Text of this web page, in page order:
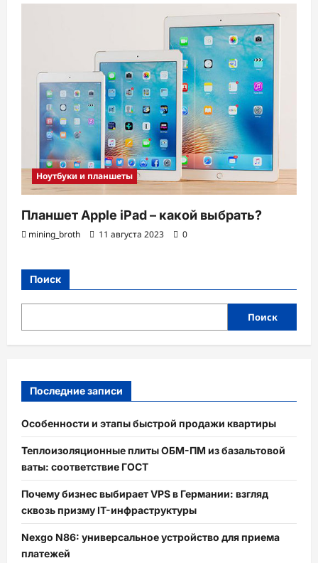
Ноутбуки и планшеты
Планшет Apple iPad – какой выбрать?
mining_broth 11 августа 2023 0
Поиск
Поиск
Последние записи
Особенности и этапы быстрой продажи квартиры
Теплоизоляционные плиты ОБМ-ПМ из базальтовой
ваты: соответствие ГОСТ
Почему бизнес выбирает VPS в Германии: взгляд
сквозь призму IT-инфраструктуры
Nexgo N86: универсальное устройство для приема
платежей